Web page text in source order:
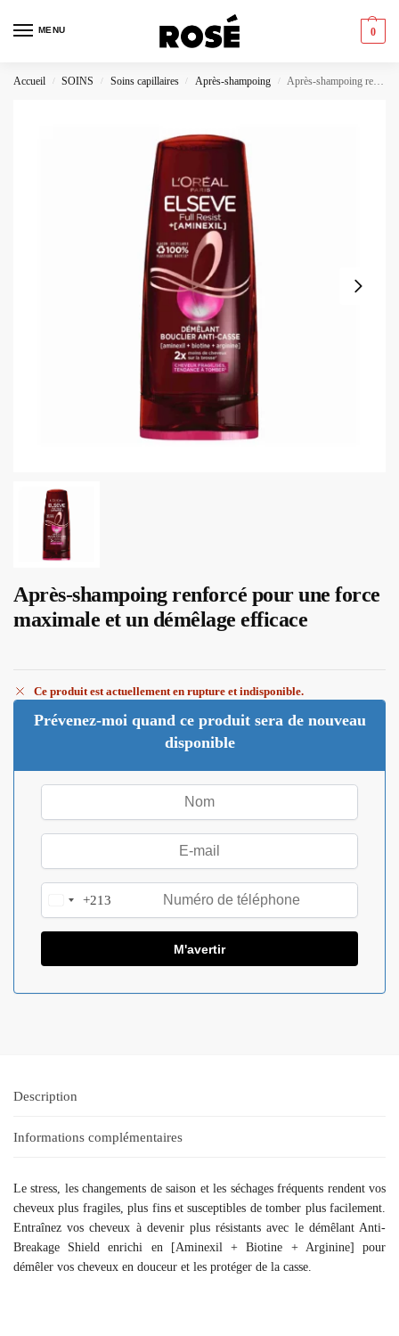
MENU 0
Accueil / SOINS / Soins capillaires / Après-shampoing / Après-shampoing renforcé pour une force maximale et un démêlage efficace
Après-shampoing renforcé pour une force
maximale et un démêlage efficace
Ce produit est actuellement en rupture et indisponible.
Prévenez-moi quand ce produit sera de nouveau
disponible
e
3
+213
Description
Informations complémentaires
Le stress, les changements de saison et les séchages fréquents rendent vos
cheveux plus fragiles, plus fins et susceptibles de tomber plus facilement.
Entraînez vos cheveux à devenir plus résistants avec le démêlant Anti-
Breakage Shield enrichi en [Aminexil + Biotine + Arginine] pour
démêler vos cheveux en douceur et les protéger de la casse.